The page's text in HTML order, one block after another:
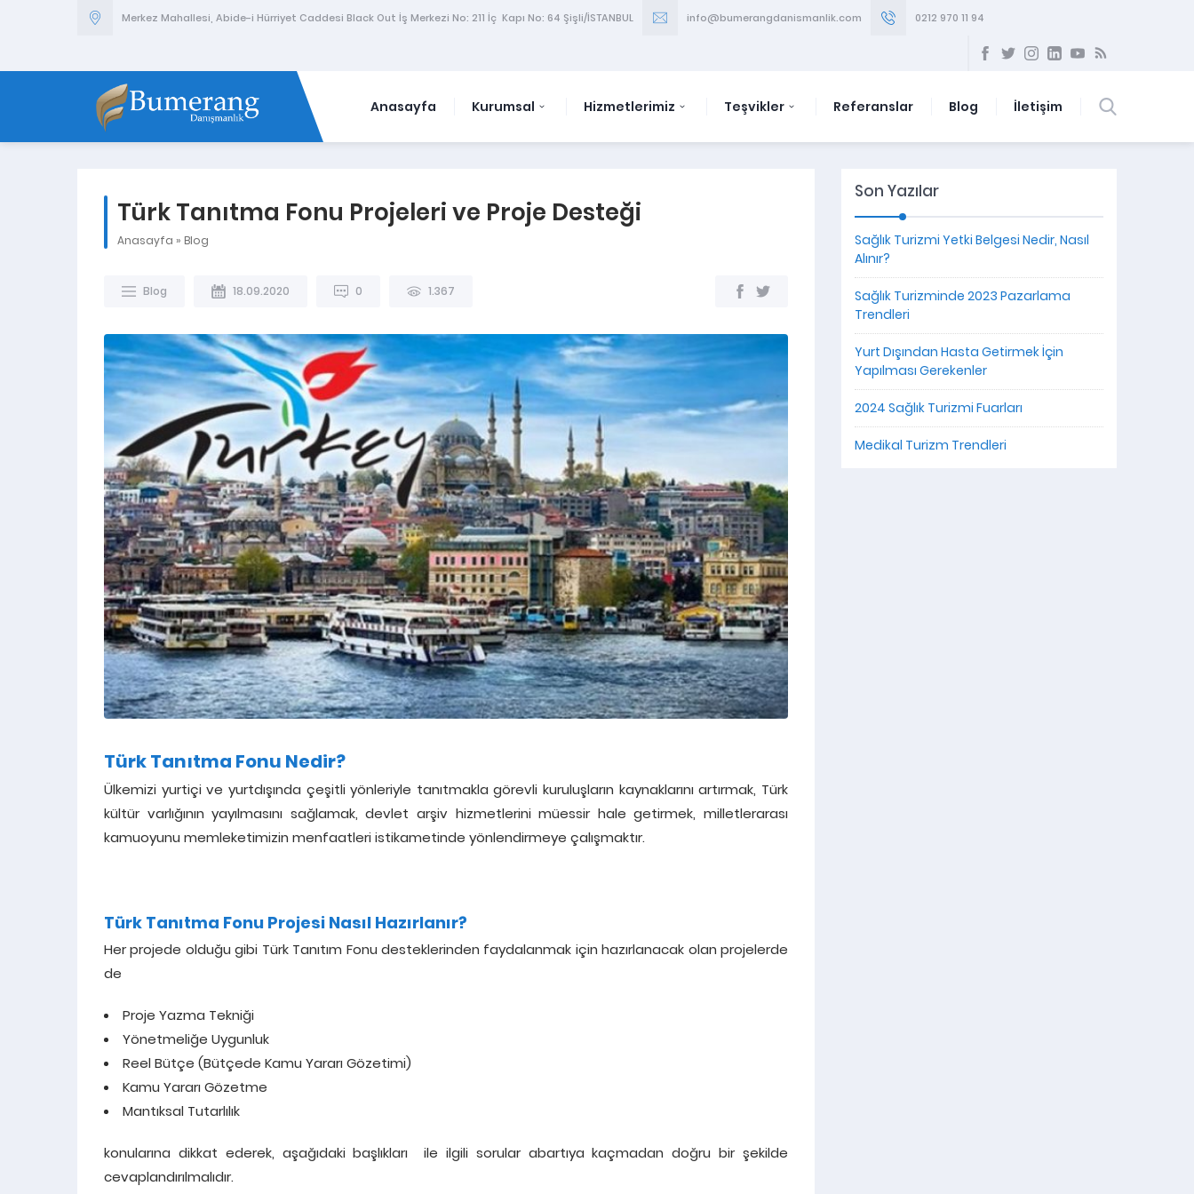
Merkez Mahallesi, Abide-i Hürriyet Caddesi Black Out İş Merkezi No: 211 İç Kapı No: 64 Şişli/İSTANBUL info@bumerangdanismanlik.com 0212 970 11 94
Anasayfa Kurumsal Hizmetlerimiz Teşvikler Referanslar Blog İletişim
Türk Tanıtma Fonu Projeleri ve Proje Desteği
Anasayfa » Blog
Blog 18.09.2020 0 1.367
Türk Tanıtma Fonu Nedir?
Ülkemizi yurtiçi ve yurtdışında çeşitli yönleriyle tanıtmakla görevli kuruluşların kaynaklarını artırmak, Türk
kültür varlığının yayılmasını sağlamak, devlet arşiv hizmetlerini müessir hale getirmek, milletlerarası
kamuoyunu memleketimizin menfaatleri istikametinde yönlendirmeye çalışmaktır.
Türk Tanıtma Fonu Projesi Nasıl Hazırlanır?
Her projede olduğu gibi Türk Tanıtım Fonu desteklerinden faydalanmak için hazırlanacak olan projelerde
de
Proje Yazma Tekniği
Yönetmeliğe Uygunluk
Reel Bütçe (Bütçede Kamu Yararı Gözetimi)
Kamu Yararı Gözetme
Mantıksal Tutarlılık
konularına dikkat ederek, aşağıdaki başlıkları ile ilgili sorular abartıya kaçmadan doğru bir şekilde
cevaplandırılmalıdır.
Son Yazılar
Sağlık Turizmi Yetki Belgesi Nedir, Nasıl
Alınır?
Sağlık Turizminde 2023 Pazarlama
Trendleri
Yurt Dışından Hasta Getirmek İçin
Yapılması Gerekenler
2024 Sağlık Turizmi Fuarları
Medikal Turizm Trendleri